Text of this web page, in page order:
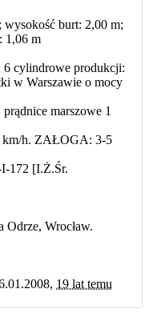
wysokość burt: 2,00 m;
1,06 m
cylindrowe produkcji:
w Warszawie o mocy
marszowe 1
km/h. ZAŁOGA: 3-5
172 [I.Ż.Śr.
Odrze, Wrocław.
19 lat temu